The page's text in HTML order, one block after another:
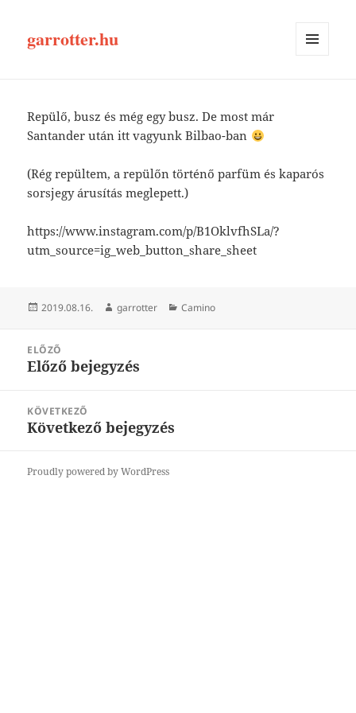
garrotter.hu
Repülő, busz és még egy busz. De most már
Santander után itt vagyunk Bilbao-ban
(Rég repültem, a repülőn történő parfüm és kaparós
sorsjegy árusítás meglepett.)
https://www.instagram.com/p/B1OklvfhSLa/?
utm_source=ig_web_button_share_sheet
Közzétéve
2019.08.16. Szerző
garrotter Kategória
Camino
navigáció
ELŐZŐ
Korábbi
Előző bejegyzés
KÖVETKEZŐ
Következő
Következő bejegyzés
Proudly powered by WordPress